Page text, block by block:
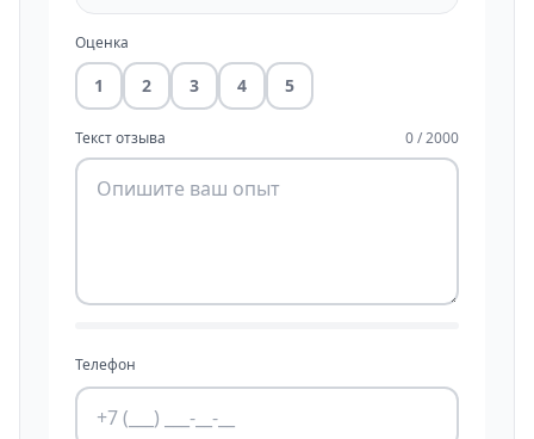
Оценка
1 2 3 4 5
Текст отзыва 0 / 2000
Телефон